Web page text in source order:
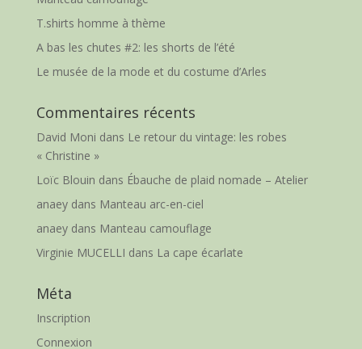
T.shirts homme à thème
A bas les chutes #2: les shorts de l’été
Le musée de la mode et du costume d’Arles
Commentaires récents
David Moni dans Le retour du vintage: les robes
« Christine »
Loïc Blouin dans Ébauche de plaid nomade – Atelier
anaeydans Manteau arc-en-ciel
anaeydans Manteau camouflage
Virginie MUCELLI dans La cape écarlate
Méta
Inscription
Connexion